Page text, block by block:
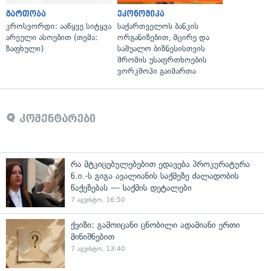
გართობა
კროსვორდი: ააწყვე სიტყვა
არეული ასოებით (თემა:
ზაფხული)
ეკონომიკა
საქართველოს ბანკის
ორგანიზებით, მცირე და
საშუალო ბიზნესისთვის
შრომის უსაფრთხოების
ვორკშოპი გაიმართა
კომენტარები
რა მტკიცებულებებით ედავება პროკურატურა
ნ.ი.-ს გიგა ავალიანის საქმეზე ძალადობის
წაქეზებას — საქმის დეტალები
7 აგვისტო, 16:50
ქვიზი: გამოიცანი ცნობილი ადამიანი ერთი
მინიშნებით
7 აგვისტო, 13:40